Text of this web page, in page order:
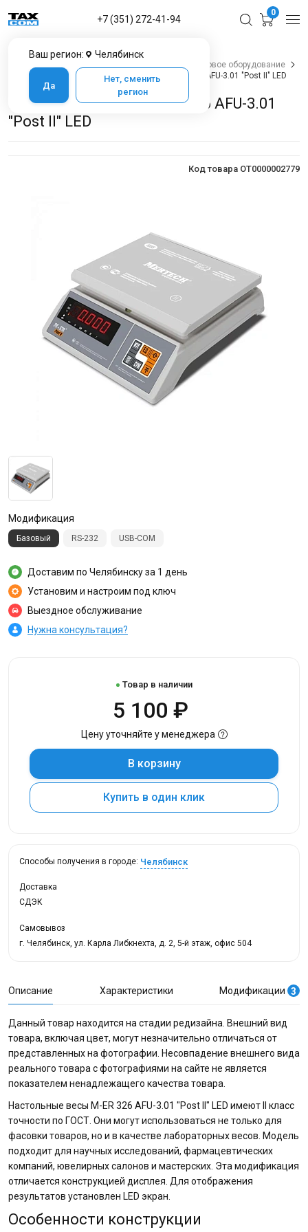
Ваш регион: Челябинск
Да
Нет, сменить
регион
+7 (351) 272-41-94
0
Весовое оборудование
Весы настольные
Порционные весы M-ER 326 AFU-3.01 "Post II" LED
Порционные весы M-ER 326 AFU-3.01
"Post II" LED
Код товара OT0000002779
Модификация
Базовый RS-232 USB-COM
Доставим по Челябинску за 1 день
Установим и настроим под ключ
Выездное обслуживание
Нужна консультация?
Товар в наличии
5 100 ₽
Цену уточняйте у менеджера
В корзину
Купить в один клик
Способы получения в городе: Челябинск
Доставка
СДЭК
Самовывоз
г. Челябинск, ул. Карла Либкнехта, д. 2, 5-й этаж, офис 504
Описание Характеристики Модификации 3
Данный товар находится на стадии редизайна. Внешний вид
товара, включая цвет, могут незначительно отличаться от
представленных на фотографии. Несовпадение внешнего вида
реального товара с фотографиями на сайте не является
показателем ненадлежащего качества товара.
Настольные весы M-ER 326 AFU-3.01 "Post II" LED имеют II класс
точности по ГОСТ. Они могут использоваться не только для
фасовки товаров, но и в качестве лабораторных весов. Модель
подходит для научных исследований, фармацевтических
компаний, ювелирных салонов и мастерских. Эта модификация
отличается конструкцией дисплея. Для отображения
результатов установлен LED экран.
Особенности конструкции